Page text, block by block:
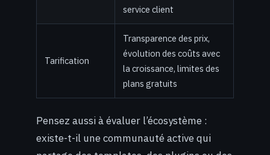
service client
Tarification
Transparence des prix,
évolution des coûts avec
la croissance, limites des
plans gratuits
Pensez aussi à évaluer l’écosystème :
existe-t-il une communauté active qui